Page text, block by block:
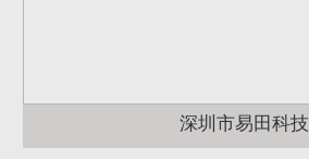
深圳市易田科技